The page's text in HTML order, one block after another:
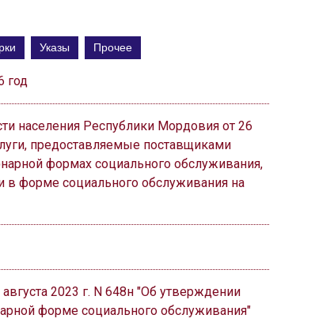
Указы Прочее
год
населения Республики Мордовия от 26
предоставляемые поставщиками
формах социального обслуживания,
в форме социального обслуживания на
2023 г. N 648н "Об утверждении
форме социального обслуживания"